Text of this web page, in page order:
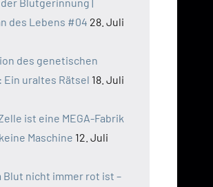
des Lebens #04 28. Juli
des genetischen
Ein uraltes Rätsel 18. Juli
ist eine MEGA-Fabrik
Maschine 12. Juli
Blut nicht immer rot ist –